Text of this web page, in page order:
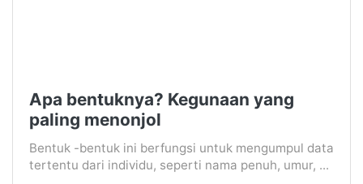
Apa bentuknya? Kegunaan yang
paling menonjol
Bentuk -bentuk ini berfungsi untuk mengumpul data
tertentu dari individu, seperti nama penuh, umur, ...